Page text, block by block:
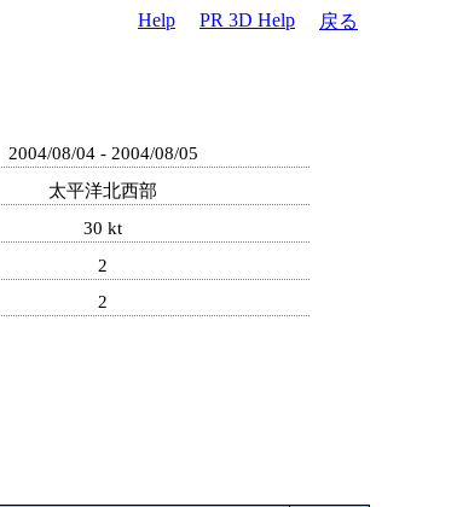
Help PR 3D Help 戻る
2004/08/04 - 2004/08/05
太平洋北西部
30 kt
2
2